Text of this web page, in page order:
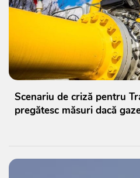
Scenariu de criză pentru
pregătesc măsuri dacă